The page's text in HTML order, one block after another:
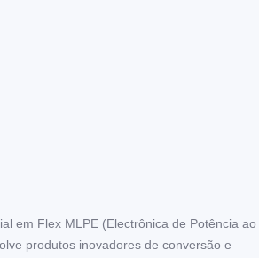
em Flex MLPE (Electrônica de Potência ao
produtos inovadores de conversão e